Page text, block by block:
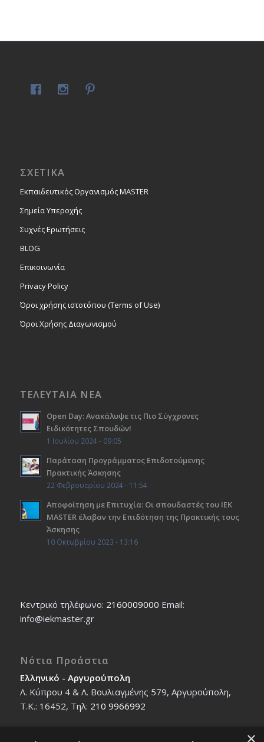
ΣΧΕΤΙΚΑ
Εκπαιδευτικός Οργανισμός MASTER
Σημεία Υπεροχής
Συχνές Ερωτήσεις
BLOG
Επικοινωνία
Privacy Policy
Όροι χρήσης ιστοτόπου (Terms of Use)
Όροι Χρήσης Διαγωνισμού
ΤΕΛΕΥΤΑΙΑ ΝΕΑ
Open Day: Ανακάλυψε τις Πιο Σύγχρονες
Ειδικότητες Σπουδών!
1 Ιουλίου 2024 - 09:05
Παράταση Προγράμματος Επιδοτούμενης
Πρακτικής Άσκησης
22 Φεβρουαρίου 2024 - 11:54
Αποφοίτηση με Επιτυχία: Οι σπουδαστές του ΙΕΚ
ΜΑSTER έλαβαν την Επιδότηση της Πρακτικής τους
Άσκησης
10 Οκτωβρίου 2023 - 13:16
Κεντρικό τηλέφωνο: 2160009000 Εmail:
info@iekmaster.gr
Νότια Προάστια
Ελληνικό - Αργυρούπολη
Λ. Κύπρου 4 & Λ. Βουλιαγμένης 579, Αργυρούπολη,
T.K.: 16452, Τηλ: 210 9966992